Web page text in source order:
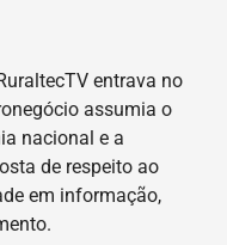
entrava no
assumia o
nacional e a
de respeito ao
em informação,